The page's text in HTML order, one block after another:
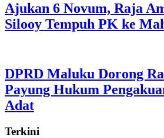
Ajukan 6 Novum, Raja
Silooy Tempuh PK ke
DPRD Maluku Dorong
Payung Hukum
Adat
Terkini